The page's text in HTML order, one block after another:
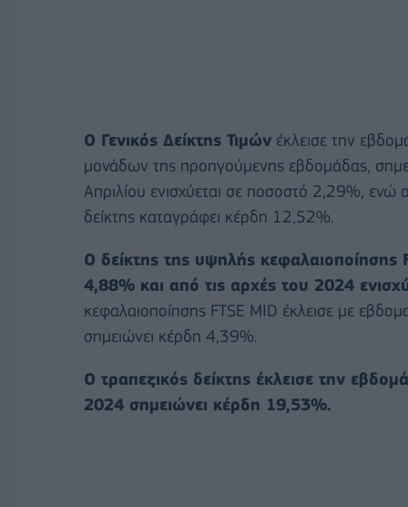
O Γενικός Δείκτης Τιμών έκλεισε την
μονάδων της προηγούμενης εβδομάδας,
Απριλίου ενισχύεται σε ποσοστό 2,29%, ενώ
δείκτης καταγράφει κέρδη 12,52%.
Ο δείκτης της υψηλής κεφαλαιοποίησης
4,88% και από τις αρχές του 2024
κεφαλαιοποίησης FTSE MID έκλεισε με
σημειώνει κέρδη 4,39%.
Ο τραπεζικός δείκτης έκλεισε την
2024 σημειώνει κέρδη 19,53%.